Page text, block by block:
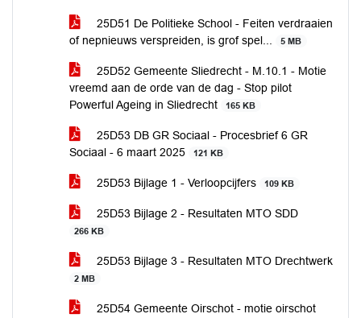
25D51 De Politieke School - Feiten verdraaien
of nepnieuws verspreiden, is grof spel...
5 MB
25D52 Gemeente Sliedrecht - M.10.1 - Motie
vreemd aan de orde van de dag - Stop pilot
Powerful Ageing in Sliedrecht
165 KB
25D53 DB GR Sociaal - Procesbrief 6 GR
Sociaal - 6 maart 2025
121 KB
25D53 Bijlage 1 - Verloopcijfers 109 KB
25D53 Bijlage 2 - Resultaten MTO SDD
266 KB
25D53 Bijlage 3 - Resultaten MTO Drechtwerk
2 MB
25D54 Gemeente Oirschot - motie oirschot